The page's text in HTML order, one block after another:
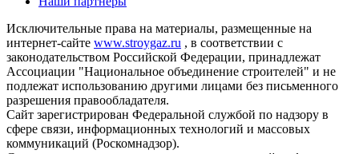
Исключительные права на материалы, размещенные на
интернет-сайте www.stroygaz.ru , в соответствии с
законодательством Российской Федерации, принадлежат
Ассоциации "Национальное объединение строителей" и не
подлежат использованию другими лицами без письменного
разрешения правообладателя.
Сайт зарегистрирован Федеральной службой по надзору в
сфере связи, информационных технологий и массовых
коммуникаций (Роскомнадзор).